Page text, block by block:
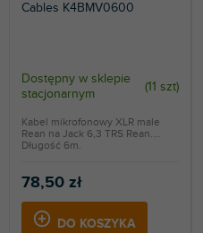
Cables K4BMV0600
Dostępny w sklepie
stacjonarnym
(11 szt)
78,50 zł
DO KOSZYKA
Kabel mikrofonowy XLR male
Rean na Jack 6,3 TRS Rean.
Długość 6m.